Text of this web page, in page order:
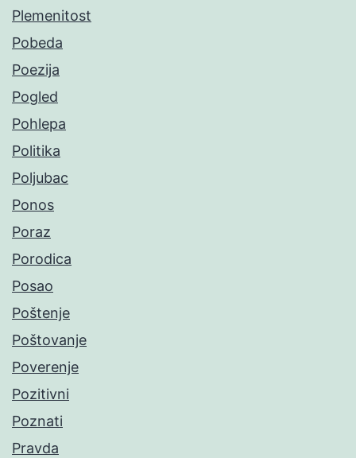
Plemenitost
Pobeda
Poezija
Pogled
Pohlepa
Politika
Poljubac
Ponos
Poraz
Porodica
Posao
Poštenje
Poštovanje
Poverenje
Pozitivni
Poznati
Pravda